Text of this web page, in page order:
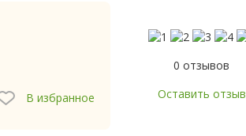
В избранное
0 отзывов
Оставить отзыв